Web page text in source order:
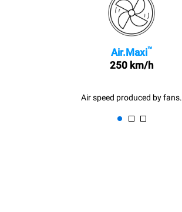
Air.Maxi™
250 km/h
Air speed produced by fans.